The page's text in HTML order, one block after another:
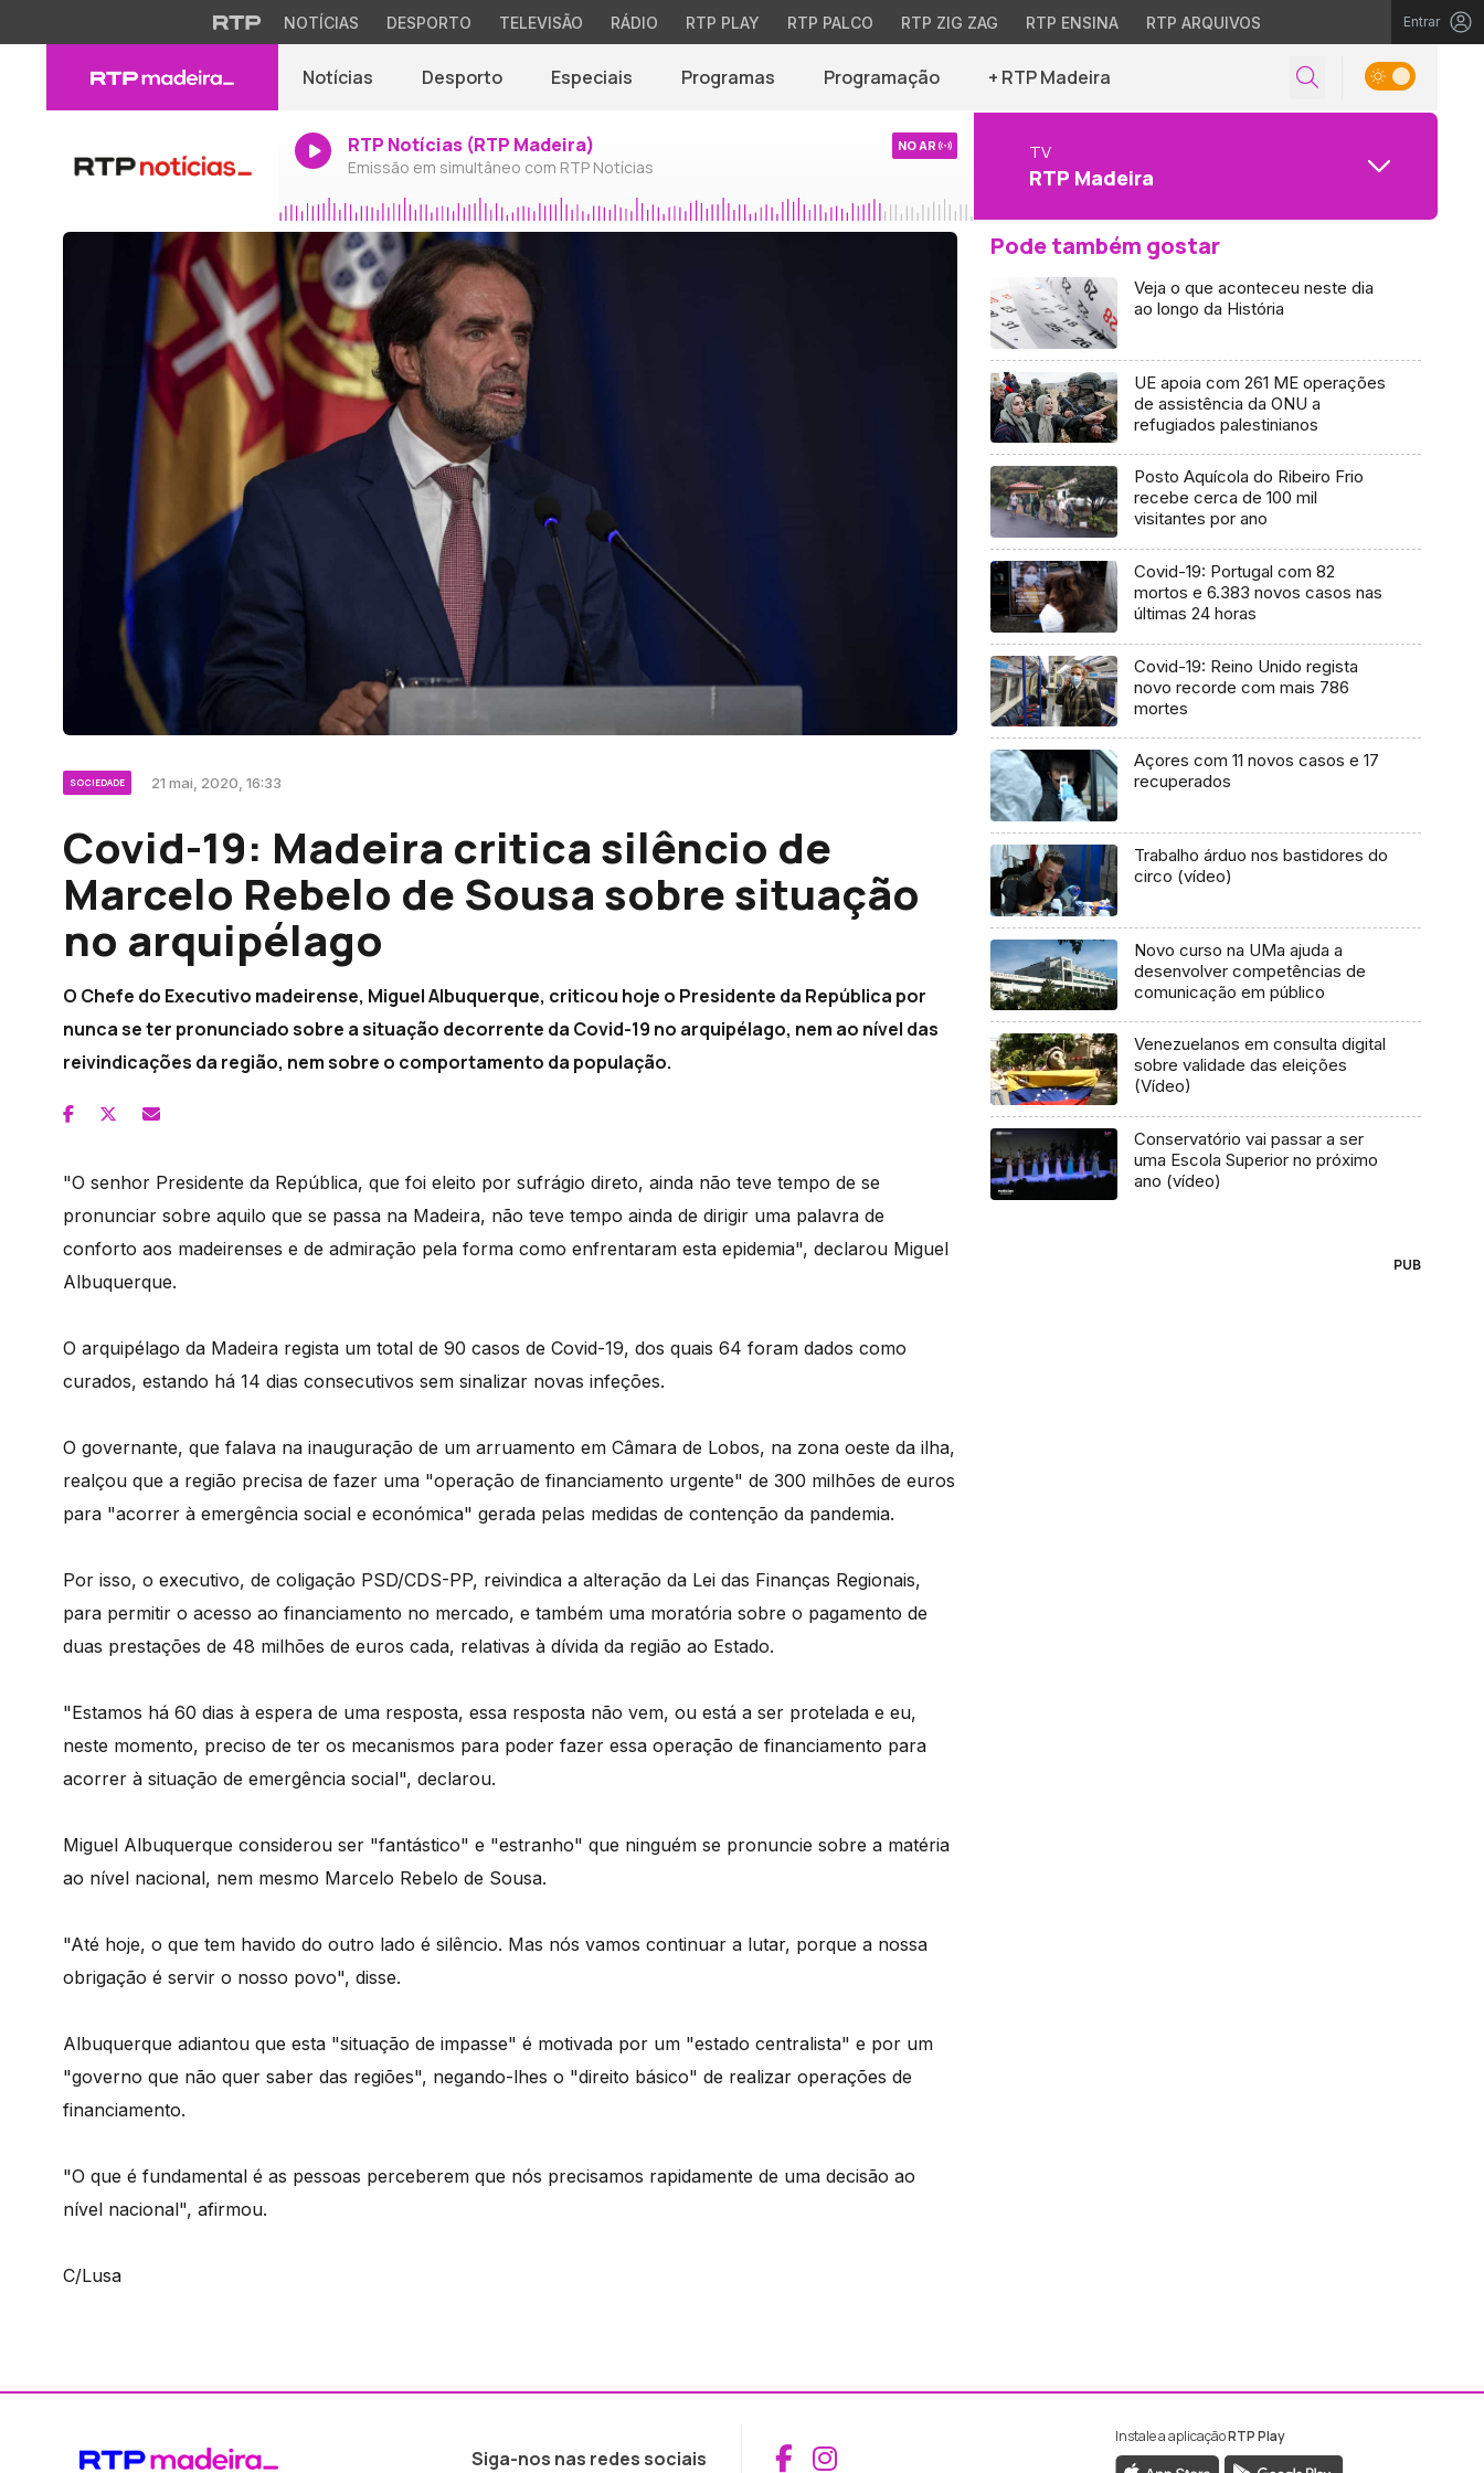
NOTÍCIAS DESPORTO TELEVISÃO RÁDIO RTP PLAY RTP PALCO RTP ZIG ZAG RTP ENSINA RTP ARQUIVOS Entrar
Notícias Desporto Especiais Programas Programação + RTP Madeira
RTP Notícias (RTP Madeira)
Emissão em simultâneo com RTP Notícias
NO AR TV
RTP Madeira
SOCIEDADE 21 mai, 2020, 16:33
Covid-19: Madeira critica silêncio de
Marcelo Rebelo de Sousa sobre situação
no arquipélago
O Chefe do Executivo madeirense, Miguel Albuquerque, criticou hoje o Presidente da República por
nunca se ter pronunciado sobre a situação decorrente da Covid-19 no arquipélago, nem ao nível das
reivindicações da região, nem sobre o comportamento da população.
"O senhor Presidente da República, que foi eleito por sufrágio direto, ainda não teve tempo de se
pronunciar sobre aquilo que se passa na Madeira, não teve tempo ainda de dirigir uma palavra de
conforto aos madeirenses e de admiração pela forma como enfrentaram esta epidemia", declarou Miguel
Albuquerque.
O arquipélago da Madeira regista um total de 90 casos de Covid-19, dos quais 64 foram dados como
curados, estando há 14 dias consecutivos sem sinalizar novas infeções.
O governante, que falava na inauguração de um arruamento em Câmara de Lobos, na zona oeste da ilha,
realçou que a região precisa de fazer uma "operação de financiamento urgente" de 300 milhões de euros
para "acorrer à emergência social e económica" gerada pelas medidas de contenção da pandemia.
Por isso, o executivo, de coligação PSD/CDS-PP, reivindica a alteração da Lei das Finanças Regionais,
para permitir o acesso ao financiamento no mercado, e também uma moratória sobre o pagamento de
duas prestações de 48 milhões de euros cada, relativas à dívida da região ao Estado.
"Estamos há 60 dias à espera de uma resposta, essa resposta não vem, ou está a ser protelada e eu,
neste momento, preciso de ter os mecanismos para poder fazer essa operação de financiamento para
acorrer à situação de emergência social", declarou.
Miguel Albuquerque considerou ser "fantástico" e "estranho" que ninguém se pronuncie sobre a matéria
ao nível nacional, nem mesmo Marcelo Rebelo de Sousa.
"Até hoje, o que tem havido do outro lado é silêncio. Mas nós vamos continuar a lutar, porque a nossa
obrigação é servir o nosso povo", disse.
Albuquerque adiantou que esta "situação de impasse" é motivada por um "estado centralista" e por um
"governo que não quer saber das regiões", negando-lhes o "direito básico" de realizar operações de
financiamento.
"O que é fundamental é as pessoas perceberem que nós precisamos rapidamente de uma decisão ao
nível nacional", afirmou.
C/Lusa
Pode também gostar
Veja o que aconteceu neste dia
ao longo da História
UE apoia com 261 ME operações
de assistência da ONU a
refugiados palestinianos
Posto Aquícola do Ribeiro Frio
recebe cerca de 100 mil
visitantes por ano
Covid-19: Portugal com 82
mortos e 6.383 novos casos nas
últimas 24 horas
Covid-19: Reino Unido regista
novo recorde com mais 786
mortes
Açores com 11 novos casos e 17
recuperados
Trabalho árduo nos bastidores do
circo (vídeo)
Novo curso na UMa ajuda a
desenvolver competências de
comunicação em público
Venezuelanos em consulta digital
sobre validade das eleições
(Vídeo)
Conservatório vai passar a ser
uma Escola Superior no próximo
ano (vídeo)
PUB
Siga-nos nas redes sociais Aceder ao Facebook da RTP Madeira
Aceder ao Instagram da RTP Madeira
Instale a aplicaçãoRTP Play